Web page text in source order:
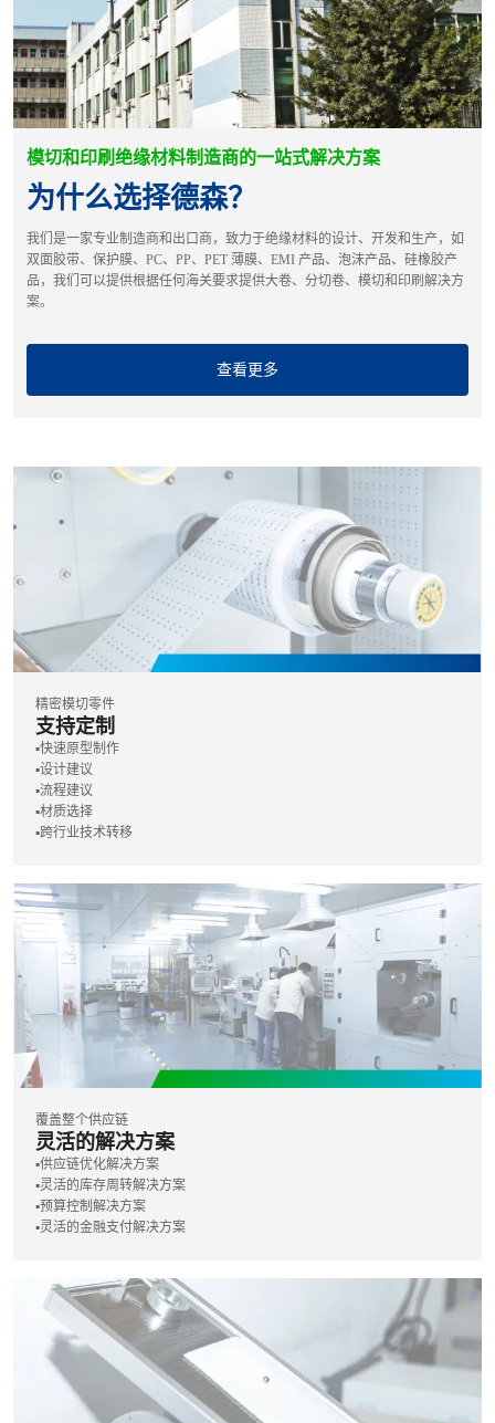
模切和印刷绝缘材料制造商的一站式解决方案
为什么选择德森？
我们是一家专业制造商和出口商，致力于绝缘材料的设计、开发和生产，如
双面胶带、保护膜、PC、PP、PET 薄膜、EMI 产品、泡沫产品、硅橡胶产
品，我们可以提供根据任何海关要求提供大卷、分切卷、模切和印刷解决方
案。
查看更多
精密模切零件
支持定制
▪️快速原型制作
▪️设计建议
▪️流程建议
▪️材质选择
▪️跨行业技术转移
覆盖整个供应链
灵活的解决方案
▪️供应链优化解决方案
▪️灵活的库存周转解决方案
▪️预算控制解决方案
▪️灵活的金融支付解决方案